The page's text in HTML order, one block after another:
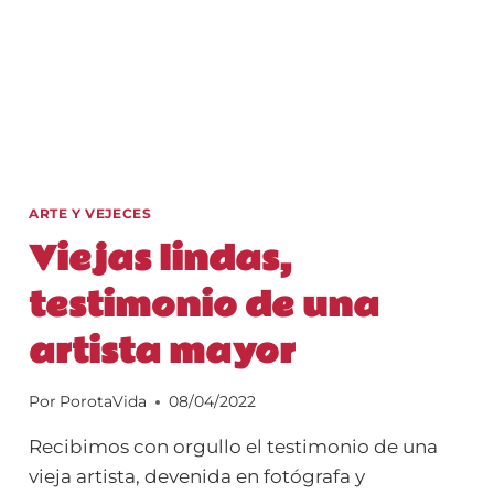
ARTE Y VEJECES
Viejas lindas,
testimonio de una
artista mayor
Por PorotaVida 08/04/2022
Recibimos con orgullo el testimonio de una
vieja artista, devenida en fotógrafa y